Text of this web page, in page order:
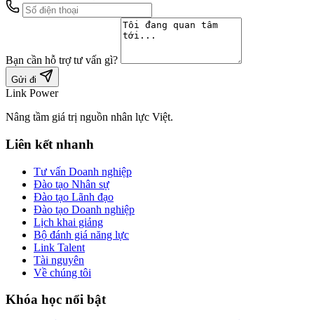
Bạn cần hỗ trợ tư vấn gì?
Gửi đi
Link Power
Nâng tầm giá trị nguồn nhân lực Việt.
Liên kết nhanh
Tư vấn Doanh nghiệp
Đào tạo Nhân sự
Đào tạo Lãnh đạo
Đào tạo Doanh nghiệp
Lịch khai giảng
Bộ đánh giá năng lực
Link Talent
Tài nguyên
Về chúng tôi
Khóa học nổi bật